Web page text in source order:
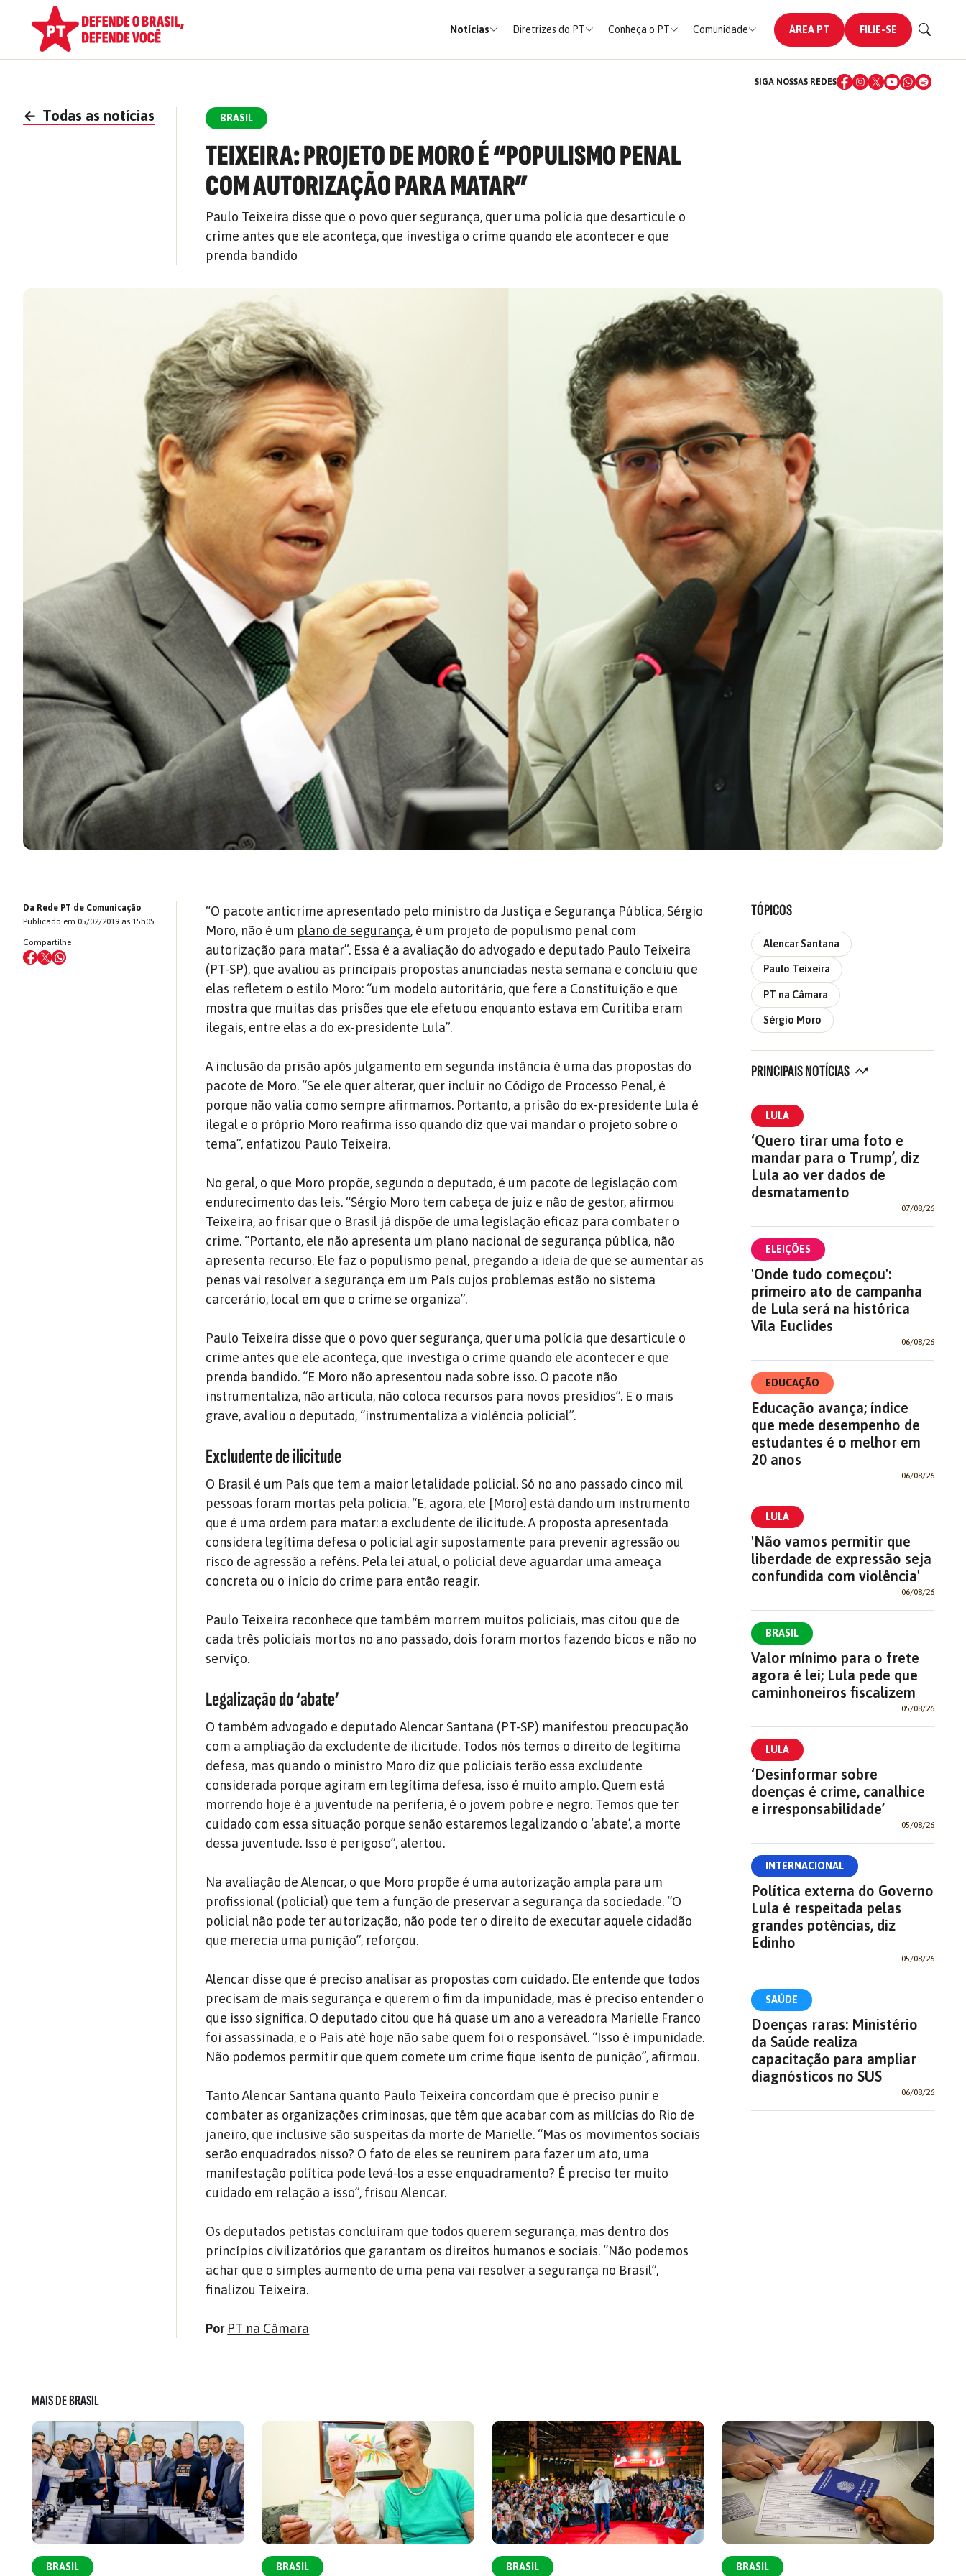
Notícias Diretrizes do PT Conheça o PT Comunidade ÁREA PT FILIE-SE
SIGA NOSSAS REDES
← Todas as notícias BRASIL
TEIXEIRA: PROJETO DE MORO É “POPULISMO PENAL
COM AUTORIZAÇÃO PARA MATAR”
Paulo Teixeira disse que o povo quer segurança, quer uma polícia que desarticule o
crime antes que ele aconteça, que investiga o crime quando ele acontecer e que
prenda bandido
Da Rede PT de Comunicação
Publicado em 05/02/2019 às 15h05
Compartilhe
“O pacote anticrime apresentado pelo ministro da Justiça e Segurança Pública, Sérgio
Moro, não é um plano de segurança, é um projeto de populismo penal com
autorização para matar”. Essa é a avaliação do advogado e deputado Paulo Teixeira
(PT-SP), que avaliou as principais propostas anunciadas nesta semana e concluiu que
elas refletem o estilo Moro: “um modelo autoritário, que fere a Constituição e que
mostra que muitas das prisões que ele efetuou enquanto estava em Curitiba eram
ilegais, entre elas a do ex-presidente Lula”.
A inclusão da prisão após julgamento em segunda instância é uma das propostas do
pacote de Moro. “Se ele quer alterar, quer incluir no Código de Processo Penal, é
porque não valia como sempre afirmamos. Portanto, a prisão do ex-presidente Lula é
ilegal e o próprio Moro reafirma isso quando diz que vai mandar o projeto sobre o
tema”, enfatizou Paulo Teixeira.
No geral, o que Moro propõe, segundo o deputado, é um pacote de legislação com
endurecimento das leis. “Sérgio Moro tem cabeça de juiz e não de gestor, afirmou
Teixeira, ao frisar que o Brasil já dispõe de uma legislação eficaz para combater o
crime. “Portanto, ele não apresenta um plano nacional de segurança pública, não
apresenta recurso. Ele faz o populismo penal, pregando a ideia de que se aumentar as
penas vai resolver a segurança em um País cujos problemas estão no sistema
carcerário, local em que o crime se organiza”.
Paulo Teixeira disse que o povo quer segurança, quer uma polícia que desarticule o
crime antes que ele aconteça, que investiga o crime quando ele acontecer e que
prenda bandido. “E Moro não apresentou nada sobre isso. O pacote não
instrumentaliza, não articula, não coloca recursos para novos presídios”. E o mais
grave, avaliou o deputado, “instrumentaliza a violência policial”.
Excludente de ilicitude
O Brasil é um País que tem a maior letalidade policial. Só no ano passado cinco mil
pessoas foram mortas pela polícia. “E, agora, ele [Moro] está dando um instrumento
que é uma ordem para matar: a excludente de ilicitude. A proposta apresentada
considera legítima defesa o policial agir supostamente para prevenir agressão ou
risco de agressão a reféns. Pela lei atual, o policial deve aguardar uma ameaça
concreta ou o início do crime para então reagir.
Paulo Teixeira reconhece que também morrem muitos policiais, mas citou que de
cada três policiais mortos no ano passado, dois foram mortos fazendo bicos e não no
serviço.
Legalização do ‘abate’
O também advogado e deputado Alencar Santana (PT-SP) manifestou preocupação
com a ampliação da excludente de ilicitude. Todos nós temos o direito de legítima
defesa, mas quando o ministro Moro diz que policiais terão essa excludente
considerada porque agiram em legítima defesa, isso é muito amplo. Quem está
morrendo hoje é a juventude na periferia, é o jovem pobre e negro. Temos que ter
cuidado com essa situação porque senão estaremos legalizando o ‘abate’, a morte
dessa juventude. Isso é perigoso”, alertou.
Na avaliação de Alencar, o que Moro propõe é uma autorização ampla para um
profissional (policial) que tem a função de preservar a segurança da sociedade. “O
policial não pode ter autorização, não pode ter o direito de executar aquele cidadão
que merecia uma punição”, reforçou.
Alencar disse que é preciso analisar as propostas com cuidado. Ele entende que todos
precisam de mais segurança e querem o fim da impunidade, mas é preciso entender o
que isso significa. O deputado citou que há quase um ano a vereadora Marielle Franco
foi assassinada, e o País até hoje não sabe quem foi o responsável. “Isso é impunidade.
Não podemos permitir que quem comete um crime fique isento de punição”, afirmou.
Tanto Alencar Santana quanto Paulo Teixeira concordam que é preciso punir e
combater as organizações criminosas, que têm que acabar com as milícias do Rio de
janeiro, que inclusive são suspeitas da morte de Marielle. “Mas os movimentos sociais
serão enquadrados nisso? O fato de eles se reunirem para fazer um ato, uma
manifestação política pode levá-los a esse enquadramento? É preciso ter muito
cuidado em relação a isso”, frisou Alencar.
Os deputados petistas concluíram que todos querem segurança, mas dentro dos
princípios civilizatórios que garantam os direitos humanos e sociais. “Não podemos
achar que o simples aumento de uma pena vai resolver a segurança no Brasil”,
finalizou Teixeira.
Por PT na Câmara
TÓPICOS
Alencar Santana
Paulo Teixeira
PT na Câmara
Sérgio Moro
PRINCIPAIS NOTÍCIAS
LULA
‘Quero tirar uma foto e
mandar para o Trump’, diz
Lula ao ver dados de
desmatamento
07/08/26
ELEIÇÕES
'Onde tudo começou':
primeiro ato de campanha
de Lula será na histórica
Vila Euclides
06/08/26
EDUCAÇÃO
Educação avança; índice
que mede desempenho de
estudantes é o melhor em
20 anos
06/08/26
LULA
'Não vamos permitir que
liberdade de expressão seja
confundida com violência'
06/08/26
BRASIL
Valor mínimo para o frete
agora é lei; Lula pede que
caminhoneiros fiscalizem
05/08/26
LULA
‘Desinformar sobre
doenças é crime, canalhice
e irresponsabilidade’
05/08/26
INTERNACIONAL
Política externa do Governo
Lula é respeitada pelas
grandes potências, diz
Edinho
05/08/26
SAÚDE
Doenças raras: Ministério
da Saúde realiza
capacitação para ampliar
diagnósticos no SUS
06/08/26
MAIS DE BRASIL
BRASIL BRASIL BRASIL BRASIL